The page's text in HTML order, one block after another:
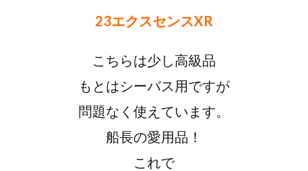
23エクスセンスXR
こちらは少し高級品
もとはシーバス用ですが
問題なく使えています。
船長の愛用品！
これで